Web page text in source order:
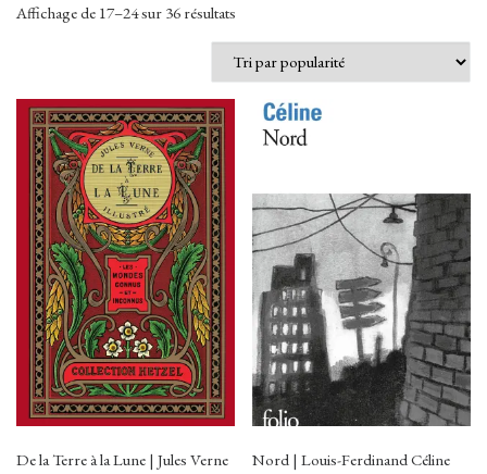
Affichage de 17–24 sur 36 résultats
De la Terre à la Lune | Jules Verne Nord | Louis-Ferdinand Céline